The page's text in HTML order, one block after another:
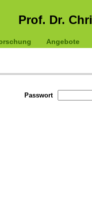
Prof. Dr.
Angebote
Passwort